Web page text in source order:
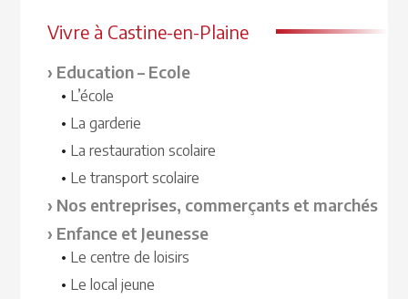
Vivre à Castine-en-Plaine
Education – Ecole
L’école
La garderie
La restauration scolaire
Le transport scolaire
Nos entreprises, commerçants et marchés
Enfance et Jeunesse
Le centre de loisirs
Le local jeune